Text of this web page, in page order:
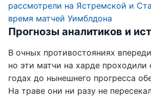
рассмотрели на Ястремской и
время матчей Уимблдона
Прогнозы аналитиков и
В очных противостояниях
но эти матчи на харде
годах до нынешнего прогресса
На траве они ни разу не